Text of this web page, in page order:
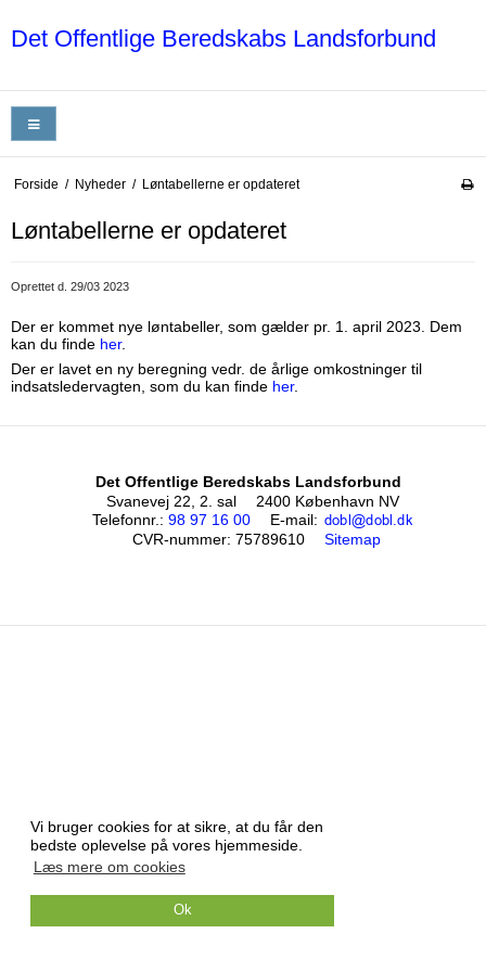
Vi bruger cookies for at sikre, at du får den
bedste oplevelse på vores hjemmeside.
Læs mere om cookies
Ok
Det Offentlige Beredskabs Landsforbund
Forside / Nyheder / Løntabellerne er opdateret
Løntabellerne er opdateret
Oprettet d. 29/03 2023
Der er kommet nye løntabeller, som gælder pr. 1. april 2023. Dem
kan du finde her.
Der er lavet en ny beregning vedr. de årlige omkostninger til
indsatsledervagten, som du kan finde her.
Det Offentlige Beredskabs Landsforbund
Svanevej 22, 2. sal
2400 København NV
Telefonnr.: 98 97 16 00 E-mail:
CVR-nummer: 75789610 Sitemap